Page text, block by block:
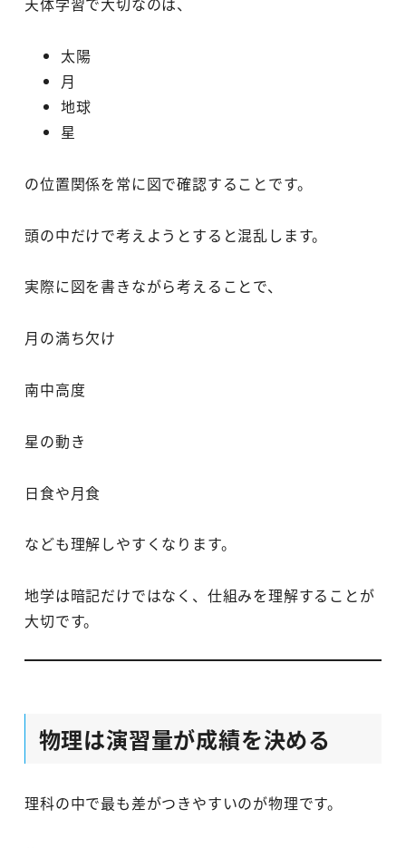
太陽
月
地球
星
の位置関係を常に図で確認することです。
頭の中だけで考えようとすると混乱します。
実際に図を書きながら考えることで、
月の満ち欠け
南中高度
星の動き
日食や月食
なども理解しやすくなります。
地学は暗記だけではなく、仕組みを理解することが
大切です。
物理は演習量が成績を決める
理科の中で最も差がつきやすいのが物理です。